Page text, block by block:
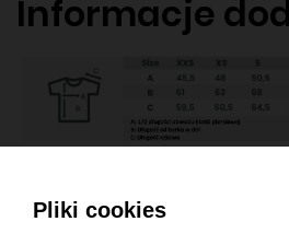
Informacje
T9301
Pliki cookies